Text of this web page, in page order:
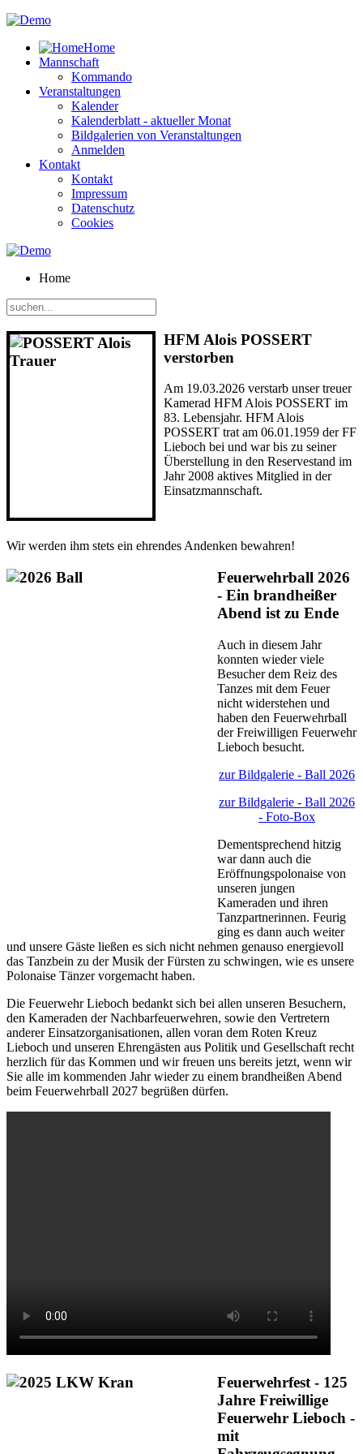
Home
Mannschaft
Kommando
Veranstaltungen
Kalender
Kalenderblatt - aktueller Monat
Bildgalerien von Veranstaltungen
Anmelden
Kontakt
Kontakt
Impressum
Datenschutz
Cookies
Home
HFM Alois POSSERT
verstorben
Am 19.03.2026 verstarb unser treuer
Kamerad HFM Alois POSSERT im
83. Lebensjahr. HFM Alois
POSSERT trat am 06.01.1959 der FF
Lieboch bei und war bis zu seiner
Überstellung in den Reservestand im
Jahr 2008 aktives Mitglied in der
Einsatzmannschaft.
Wir werden ihm stets ein ehrendes Andenken bewahren!
Feuerwehrball 2026
- Ein brandheißer
Abend ist zu Ende
Auch in diesem Jahr
konnten wieder viele
Besucher dem Reiz des
Tanzes mit dem Feuer
nicht widerstehen und
haben den Feuerwehrball
der Freiwilligen Feuerwehr
Lieboch besucht.
zur Bildgalerie - Ball 2026
zur Bildgalerie - Ball 2026
- Foto-Box
Dementsprechend hitzig
war dann auch die
Eröffnungspolonaise von
unseren jungen
Kameraden und ihren
Tanzpartnerinnen. Feurig
ging es dann auch weiter
und unsere Gäste ließen es sich nicht nehmen genauso energievoll
das Tanzbein zu der Musik der Fürsten zu schwingen, wie es unsere
Polonaise Tänzer vorgemacht haben.
Die Feuerwehr Lieboch bedankt sich bei allen unseren Besuchern,
den Kameraden der Nachbarfeuerwehren, sowie den Vertretern
anderer Einsatzorganisationen, allen voran dem Roten Kreuz
Lieboch und unseren Ehrengästen aus Politik und Gesellschaft recht
herzlich für das Kommen und wir freuen uns bereits jetzt, wenn wir
Sie alle im kommenden Jahr wieder zu einem brandheißen Abend
beim Feuerwehrball 2027 begrüßen dürfen.
Feuerwehrfest - 125
Jahre Freiwillige
Feuerwehr Lieboch -
mit